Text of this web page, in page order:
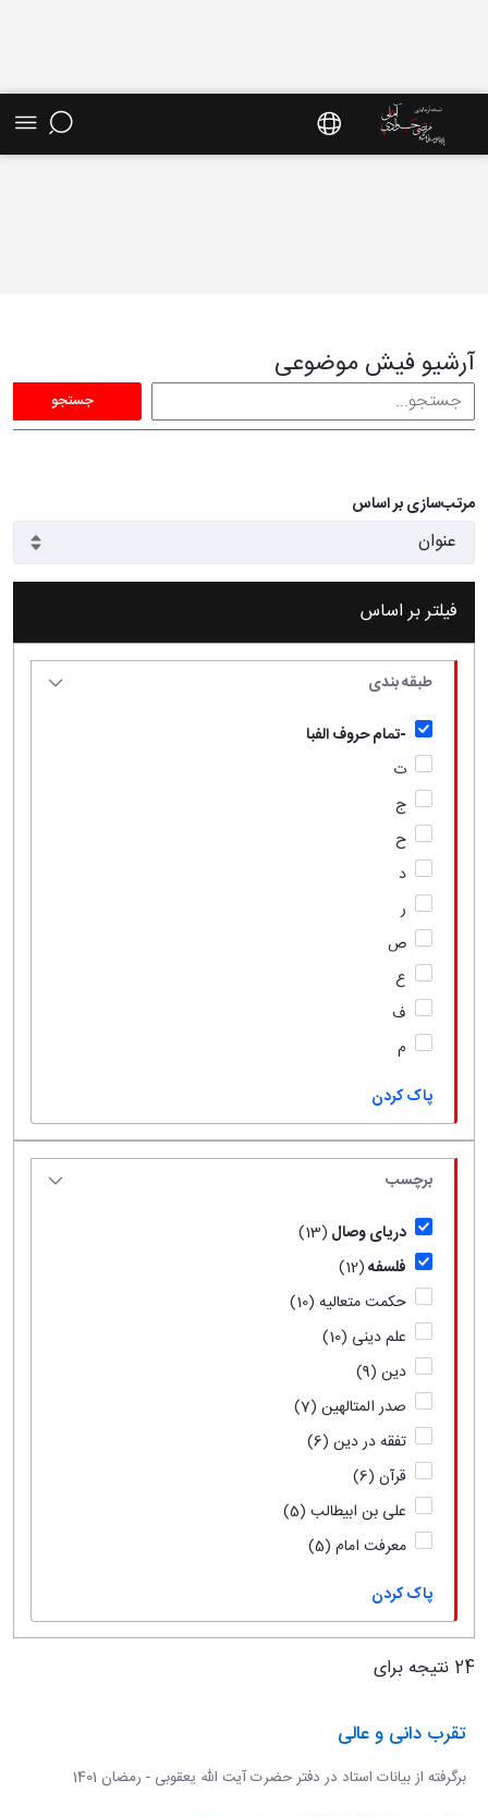
آرشیو فیش موضوعی
جستجو
مرتب‌سازی بر اساس
فیلتر بر اساس
طبقه بندی
-تمام حروف الفبا
ت
ج
ح
د
ر
ص
ع
ف
م
پاک کردن
برچسب
دریای وصال (13)
فلسفه(12)
حکمت متعالیه (10)
علم دینی (10)
دین (9)
صدر المتالهین (7)
تفقه در دین (6)
قرآن (6)
علی بن ابیطالب (5)
معرفت امام (5)
پاک کردن
24 نتیجه برای
تقرب دانی و عالی
برگرفته از بیانات استاد در دفتر حضرت آیت الله یعقوبی - رمضان 1401